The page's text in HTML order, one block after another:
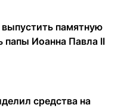
памятную
папы Иоанна Павла II
средства на